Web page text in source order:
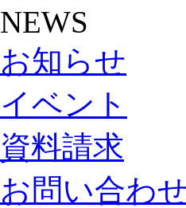
NEWS
お知らせ
イベント
資料請求
お問い合わ